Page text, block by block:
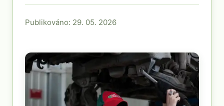
Publikováno: 29. 05. 2026